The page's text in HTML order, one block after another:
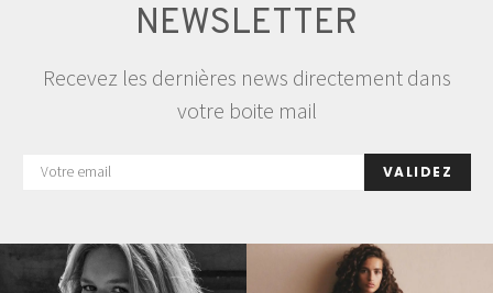
NEWSLETTER
Recevez les dernières news directement dans
votre boite mail
VALIDEZ